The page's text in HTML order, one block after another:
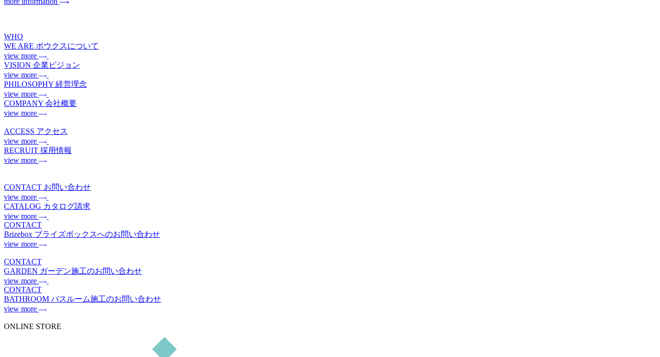
WHO
WE ARE ボウクスについて
view more
VISION 企業ビジョン
view more
PHILOSOPHY 経営理念
view more
COMPANY 会社概要
view more
ACCESS アクセス
view more
RECRUIT 採用情報
view more
CONTACT お問い合わせ
view more
CATALOG カタログ請求
view more
CONTACT
Brizebox ブライズボックスへのお問い合わせ
view more
CONTACT
GARDEN ガーデン施工のお問い合わせ
view more
CONTACT
BATHROOM バスルーム施工のお問い合わせ
view more
ONLINE STORE